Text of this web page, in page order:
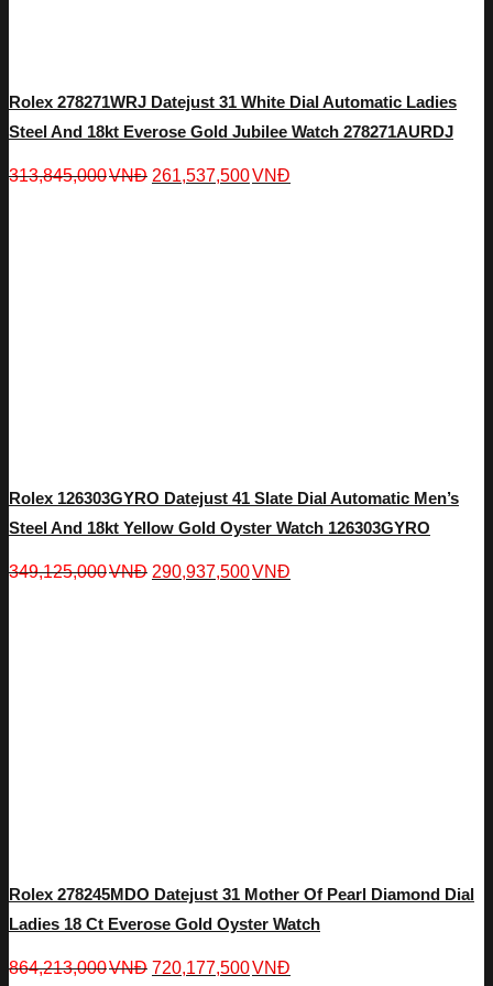
Rolex 278271WRJ Datejust 31 White Dial Automatic Ladies
Steel And 18kt Everose Gold Jubilee Watch 278271AURDJ
313,845,000VNĐ 261,537,500VNĐ
Rolex 126303GYRO Datejust 41 Slate Dial Automatic Men’s
Steel And 18kt Yellow Gold Oyster Watch 126303GYRO
349,125,000VNĐ 290,937,500VNĐ
Rolex 278245MDO Datejust 31 Mother Of Pearl Diamond Dial
Ladies 18 Ct Everose Gold Oyster Watch
864,213,000VNĐ 720,177,500VNĐ